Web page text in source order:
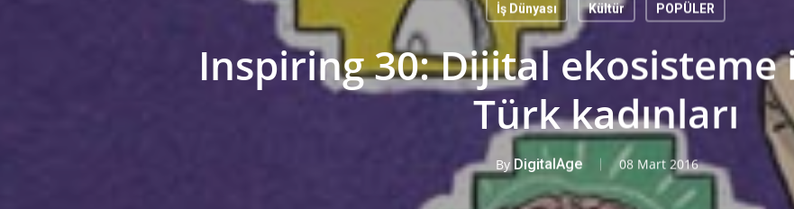
İş Dünyası Kültür POPÜLER
Inspiring 30: Dijital
Türk kadınları
By DigitalAge 08 Mart 2016